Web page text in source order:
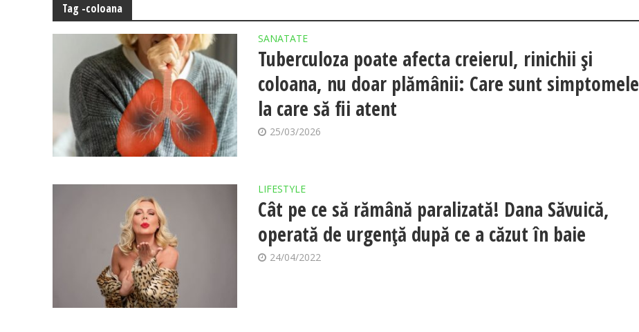
Tag -coloana
SANATATE
Tuberculoza poate afecta creierul, rinichii și
coloana, nu doar plămânii: Care sunt simptomele
la care să fii atent
25/03/2026
LIFESTYLE
Cât pe ce să rămână paralizată! Dana Săvuică,
operată de urgență după ce a căzut în baie
24/04/2022